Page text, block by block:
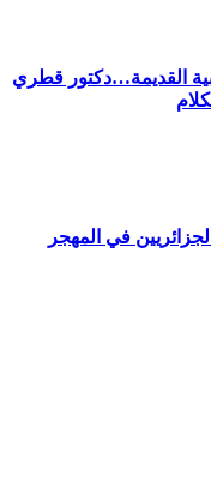
القديمة…دكتور قطري
في المهجر